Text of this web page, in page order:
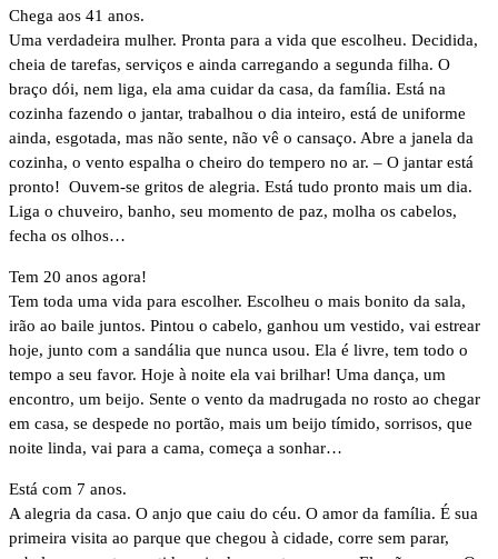
Chega aos 41 anos.
Uma verdadeira mulher. Pronta para a vida que escolheu. Decidida,
cheia de tarefas, serviços e ainda carregando a segunda filha. O
braço dói, nem liga, ela ama cuidar da casa, da família. Está na
cozinha fazendo o jantar, trabalhou o dia inteiro, está de uniforme
ainda, esgotada, mas não sente, não vê o cansaço. Abre a janela da
cozinha, o vento espalha o cheiro do tempero no ar. – O jantar está
pronto! Ouvem-se gritos de alegria. Está tudo pronto mais um dia.
Liga o chuveiro, banho, seu momento de paz, molha os cabelos,
fecha os olhos…
Tem 20 anos agora!
Tem toda uma vida para escolher. Escolheu o mais bonito da sala,
irão ao baile juntos. Pintou o cabelo, ganhou um vestido, vai estrear
hoje, junto com a sandália que nunca usou. Ela é livre, tem todo o
tempo a seu favor. Hoje à noite ela vai brilhar! Uma dança, um
encontro, um beijo. Sente o vento da madrugada no rosto ao chegar
em casa, se despede no portão, mais um beijo tímido, sorrisos, que
noite linda, vai para a cama, começa a sonhar…
Está com 7 anos.
A alegria da casa. O anjo que caiu do céu. O amor da família. É sua
primeira visita ao parque que chegou à cidade, corre sem parar,